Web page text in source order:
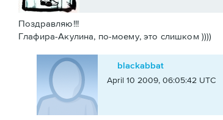
Поздравляю!!!
Глафира-Акулина, по-моему, это слишком ))))
blackabbat
April 10 2009, 06:05:42 UTC